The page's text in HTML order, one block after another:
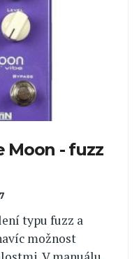
Moon - fuzz
typu fuzz a
možnost